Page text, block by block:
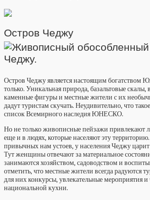
Остров Чеджу
Остров Чеджу является настоящим богатством
только. Уникальная природа, базальтовые скалы,
каменные фигуры и местные жители с их
дадут туристам скучать. Неудивительно, что
список Всемирного наследия ЮНЕСКО.
Но не только живописные пейзажи привлекают
еще и в людях, которые населяют эту
привычных нам устоев, у населения Чеджу
Тут женщины отвечают за материальное
занимаются хозяйством, садоводством и
отметить, что местные жители всегда радуются
для них конкурсы, увлекательные мероприятия
национальной кухни.